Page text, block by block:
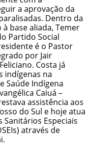
a aprovação da
Dentro da
base aliada, Temer
Partido Social
é o Pastor
por Jair
Costa já
indígenas na
Saúde Indígena
Caiuá –
assistência aos
do Sul e hoje atua
Especiais
através de